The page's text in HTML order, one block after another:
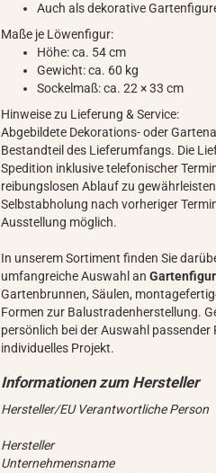
Auch als dekorative
Maße je Löwenfigur:
Höhe: ca. 54 cm
Gewicht: ca. 60 kg
Sockelmaß: ca. 22 × 33 cm
Hinweise zu Lieferung & Service:
Abgebildete Dekorations- oder
Bestandteil des Lieferumfangs. Die
Spedition inklusive telefonischer
reibungslosen Ablauf zu
Selbstabholung nach vorheriger
Ausstellung möglich.
In unserem Sortiment finden Sie
umfangreiche Auswahl an
Gartenbrunnen, Säulen,
Formen zur Balustradenherstellung.
persönlich bei der Auswahl
individuelles Projekt.
Hersteller/EU Verantwortliche Person
Hersteller
Unternehmensname